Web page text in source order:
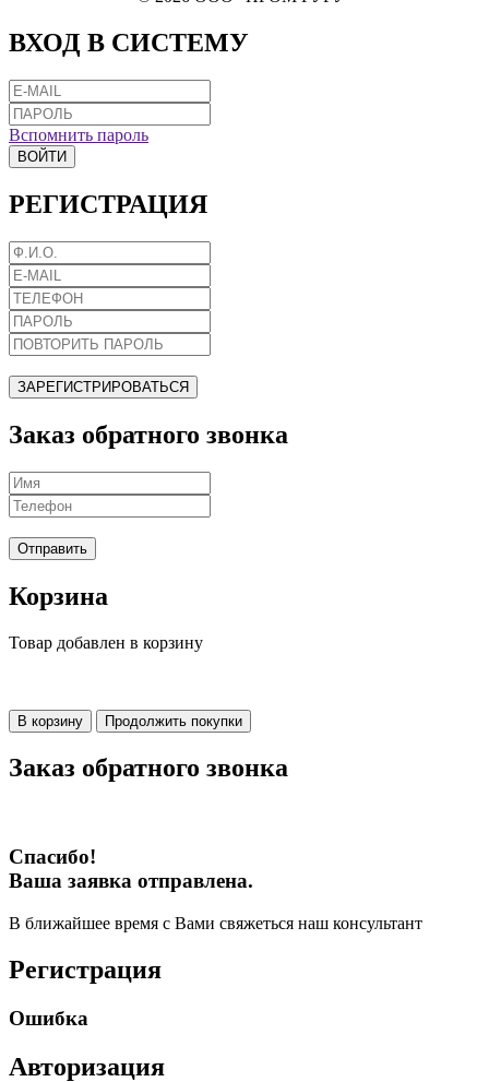
ВХОД В СИСТЕМУ
Вспомнить пароль
ВОЙТИ
РЕГИСТРАЦИЯ
ЗАРЕГИСТРИРОВАТЬСЯ
Заказ обратного звонка
Отправить
Корзина
Товар добавлен в корзину
В корзину Продолжить покупки
Заказ обратного звонка
Спасибо!
Ваша заявка отправлена.
В ближайшее время с Вами свяжеться наш консультант
Регистрация
Ошибка
Авторизация